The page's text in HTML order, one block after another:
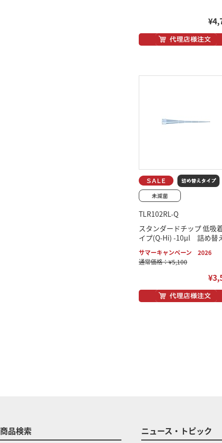
TLR102RL-Q
スタンダードチップ 低吸
イプ(Q-Hi) -10μl 詰め替
サマーキャンペーン 2026
通常価格：¥5,100
商品検索 ニュース・トピック